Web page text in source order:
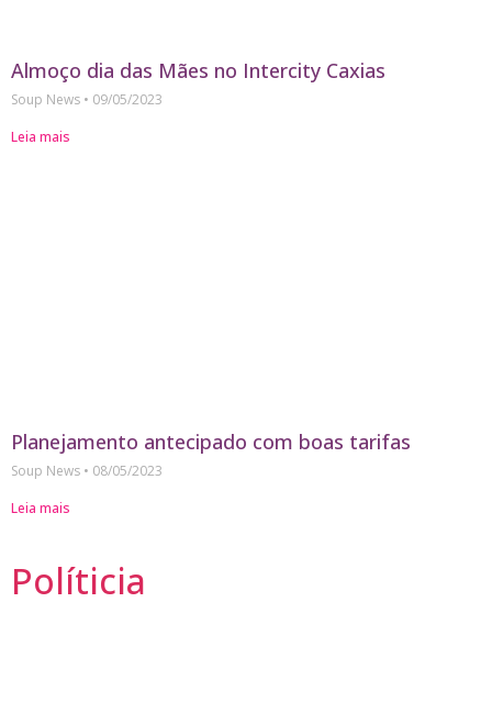
Almoço dia das Mães no Intercity Caxias
Soup News
09/05/2023
Leia mais
Planejamento antecipado com boas tarifas
Soup News
08/05/2023
Leia mais
Políticia